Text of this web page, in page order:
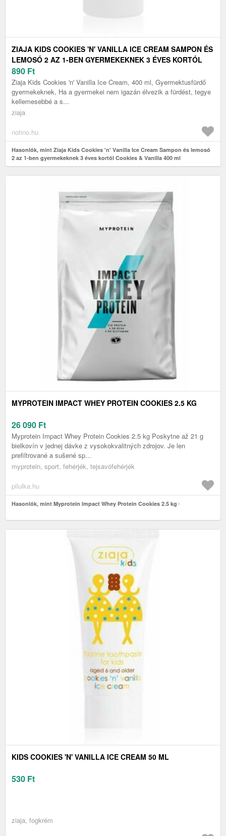
ZIAJA KIDS COOKIES 'N' VANILLA ICE CREAM SAMPON ÉS
LEMOSÓ 2 AZ 1-BEN GYERMEKEKNEK 3 ÉVES KORTÓL
COOKIES & VANILLA 400 ML
890 Ft
Ziaja Kids Cookies 'n' Vanilla Ice Cream, 400 ml, Gyermektusfürdő
gyermekeknek, Ha a gyermekei nem igazán élvezik a fürdést, tegye
kellemesebbé a s...
ziaja
notino.hu
Hasonlók, mint Ziaja Kids Cookies 'n' Vanilla Ice Cream Sampon és lemosó
2 az 1-ben gyermekeknek 3 éves kortól Cookies & Vanilla 400 ml
MYPROTEIN IMPACT WHEY PROTEIN COOKIES 2.5 KG
26 090 Ft
Myprotein Impact Whey Protein Cookies 2.5 kg Poskytne až 21 g
bielkovín v jednej dávke z vysokokvalitných zdrojov. Je len
prefiltrované a sušené sp...
myprotein, sport, fehérjék, tejsavófehérjék
pilulka.hu
Hasonlók, mint Myprotein Impact Whey Protein Cookies 2.5 kg
KIDS COOKIES 'N' VANILLA ICE CREAM 50 ML
530 Ft
ziaja, fogkrém